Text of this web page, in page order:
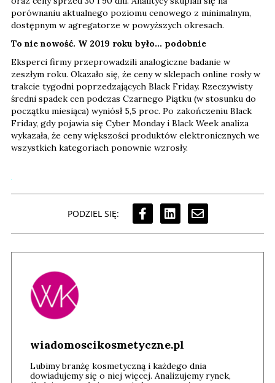
porównaniu aktualnego poziomu cenowego z minimalnym,
dostępnym w agregatorze w powyższych okresach.
To nie nowość. W 2019 roku było... podobnie
Eksperci firmy przeprowadzili analogiczne badanie w
zeszłym roku. Okazało się, że ceny w sklepach online rosły w
trakcie tygodni poprzedzających Black Friday. Rzeczywisty
średni spadek cen podczas Czarnego Piątku (w stosunku do
początku miesiąca) wyniósł 5,5 proc. Po zakończeniu Black
Friday, gdy pojawia się Cyber Monday i Black Week analiza
wykazała, że ceny większości produktów elektronicznych we
wszystkich kategoriach ponownie wzrosły.
PODZIEL SIĘ:
wiadomoscikosmetyczne.pl
Lubimy branżę kosmetyczną i każdego dnia
dowiadujemy się o niej więcej. Analizujemy rynek,